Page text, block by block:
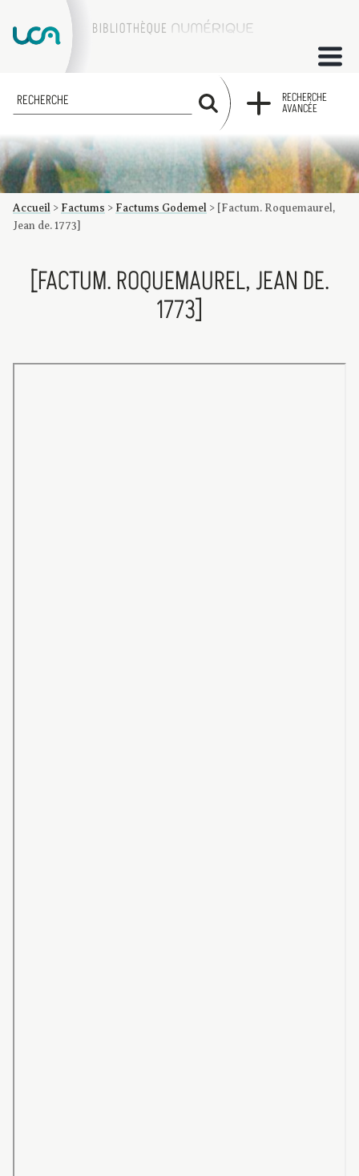
ACCUEIL
COLLECTIONS
FACTUMS
Les factums à la BU
Présentation du corpus de factums de la collection Marie
Bibliographie
Glossaire
Index de recherche
RECHERCHE
RECHERCHE
AVANCÉE
Accueil > Factums > Factums Godemel > [Factum. Roquemaurel,
Jean de. 1773]
[FACTUM. ROQUEMAUREL, JEAN DE.
1773]